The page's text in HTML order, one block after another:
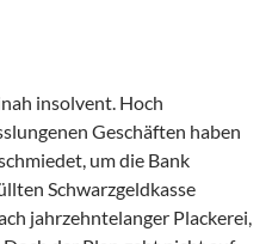
insolvent. Hoch
Geschäften haben
um die Bank
Schwarzgeldkasse
jahrzehntelanger Plackerei,